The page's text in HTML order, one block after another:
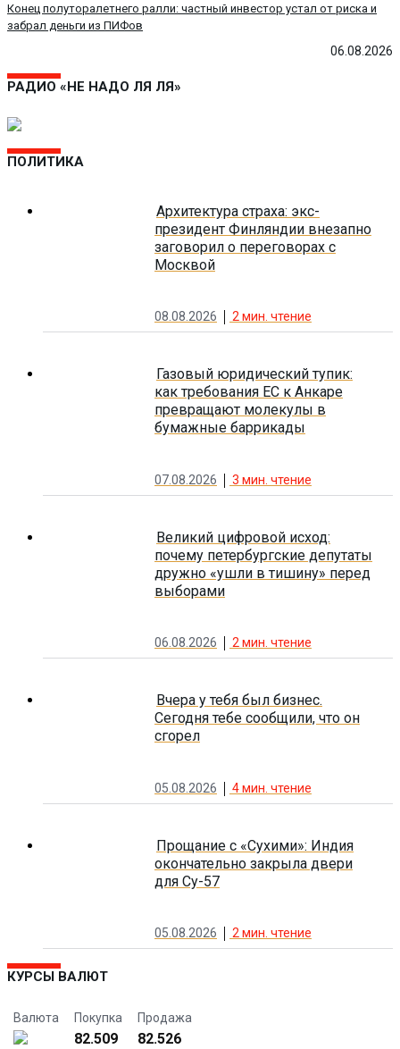
06.08.2026
Конец полуторалетнего ралли: частный инвестор устал от риска и
забрал деньги из ПИФов
РАДИО «НЕ НАДО ЛЯ ЛЯ»
ПОЛИТИКА
Архитектура страха: экс-
президент Финляндии внезапно
заговорил о переговорах с
Москвой
08.08.2026 2 мин. чтение
Газовый юридический тупик:
как требования ЕС к Анкаре
превращают молекулы в
бумажные баррикады
07.08.2026 3 мин. чтение
Великий цифровой исход:
почему петербургские депутаты
дружно «ушли в тишину» перед
выборами
06.08.2026 2 мин. чтение
Вчера у тебя был бизнес.
Сегодня тебе сообщили, что он
сгорел
05.08.2026 4мин. чтение
Прощание с «Сухими»: Индия
окончательно закрыла двери
для Су-57
05.08.2026 2мин. чтение
КУРСЫ ВАЛЮТ
Валюта Покупка Продажа
82.509
82.526